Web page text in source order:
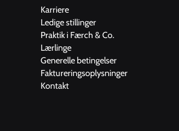
Karriere
Ledige stillinger
Praktik i Færch & Co.
Lærlinge
Generelle betingelser
Faktureringsoplysninger
Kontakt